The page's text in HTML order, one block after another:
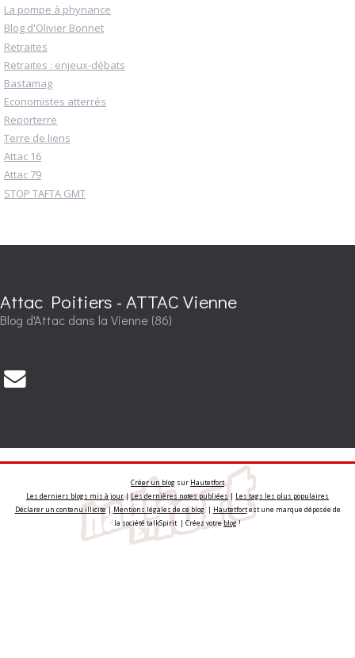
La pompe à phynance
Blog d'Olivier Bonnet
Retraites
Retraites : enjeux-débats
Bastamag
Economistes atterrés
Reporterre
Terre de liens
Attac 16
Attac 79
STOP TAFTA GMT
Attac Poitiers - ATTAC Vienne
Blog d'Attac dans la Vienne (86)
Créer un blog sur Hautetfort
Les derniers blogs mis à jour|Les dernières notes publiées | Les tags les plus populaires
Déclarer un contenu illicite|Mentions légales de ce blog| Hautetfortest une marque déposée de
la société talkSpirit | Créez votreblog!